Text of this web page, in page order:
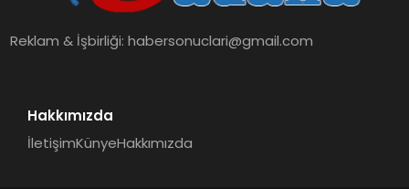
Reklam & İşbirliği:habersonuclari@gmail.com
Hakkımızda
İletişimKünyeHakkımızda